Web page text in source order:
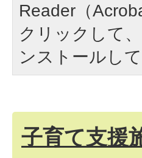
Reader（
クリックして
ンストールし
子育て支援